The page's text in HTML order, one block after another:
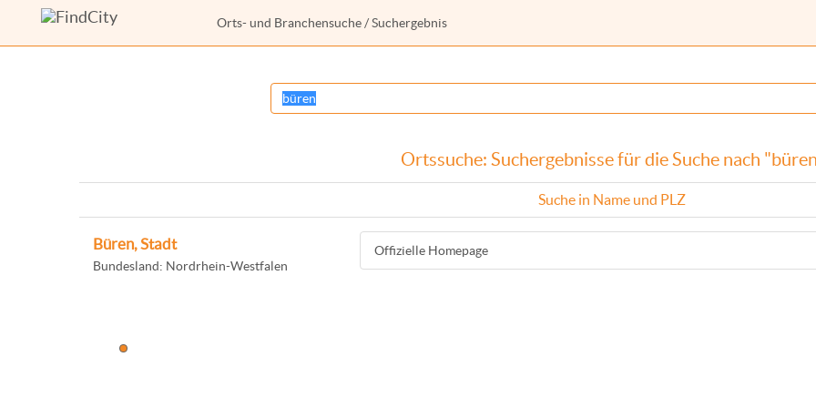
Orts- und Branchensuche / Suchergebnis
Ortssuche: Suchergebnisse für die Suche nach
Suche in Name und PLZ
Büren, Stadt
Bundesland: Nordrhein-Westfalen
Offizielle Homepage